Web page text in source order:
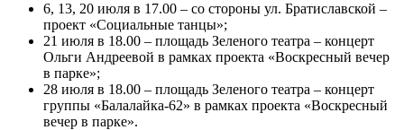
6, 13, 20 июля в 17.00 – со стороны ул. Братиславской –
проект «Социальные танцы»;
21 июля в 18.00 – площадь Зеленого театра – концерт
Ольги Андреевой в рамках проекта «Воскресный вечер
в парке»;
28 июля в 18.00 – площадь Зеленого театра – концерт
группы «Балалайка-62» в рамках проекта «Воскресный
вечер в парке».